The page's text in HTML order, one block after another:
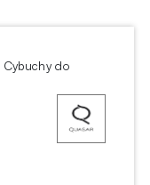
Cybuchy do